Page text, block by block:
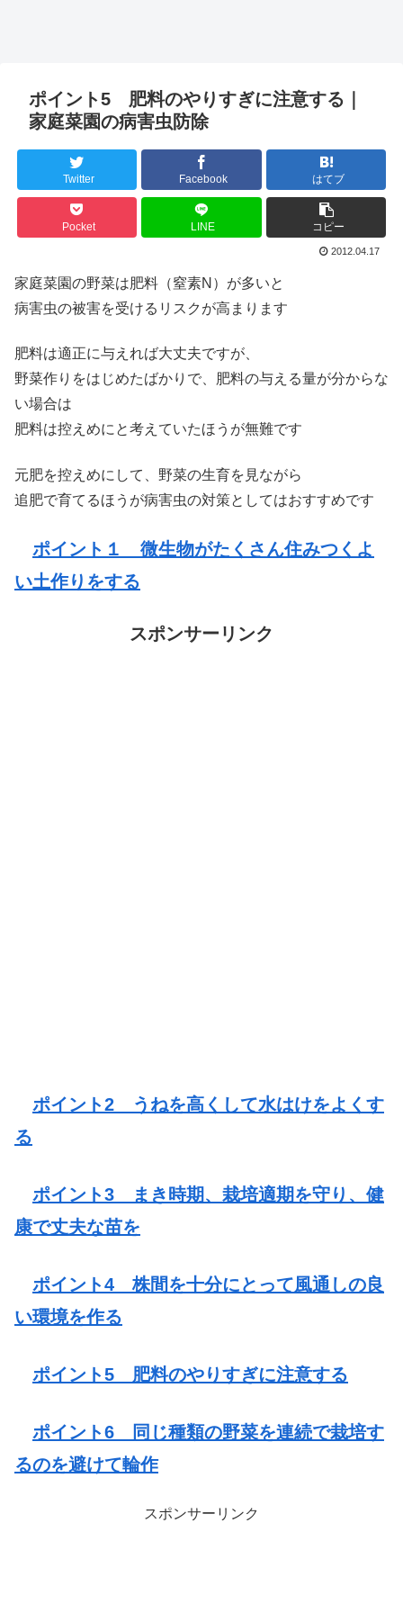
ポイント5 肥料のやりすぎに注意する｜
家庭菜園の病害虫防除
Twitter Facebook はてブ
Pocket LINE コピー
2012.04.17
家庭菜園の野菜は肥料（窒素N）が多いと
病害虫の被害を受けるリスクが高まります
肥料は適正に与えれば大丈夫ですが、
野菜作りをはじめたばかりで、肥料の与える量が分からな
い場合は
肥料は控えめにと考えていたほうが無難です
元肥を控えめにして、野菜の生育を見ながら
追肥で育てるほうが病害虫の対策としてはおすすめです
ポイント１ 微生物がたくさん住みつくよ
い土作りをする
スポンサーリンク
ポイント2 うねを高くして水はけをよくす
る
ポイント3 まき時期、栽培適期を守り、健
康で丈夫な苗を
ポイント4 株間を十分にとって風通しの良
い環境を作る
ポイント5 肥料のやりすぎに注意する
ポイント6 同じ種類の野菜を連続で栽培す
るのを避けて輪作
スポンサーリンク